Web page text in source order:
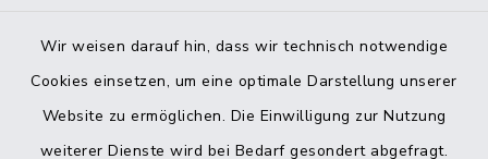
Wir weisen darauf hin, dass wir technisch notwendige
Cookies einsetzen, um eine optimale Darstellung unserer
Website zu ermöglichen. Die Einwilligung zur Nutzung
weiterer Dienste wird bei Bedarf gesondert abgefragt.
Datenschutz
Impressum